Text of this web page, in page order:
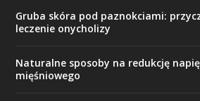
Gruba skóra pod paznokciami:
leczenie onycholizy
Naturalne sposoby na redukcję
mięśniowego